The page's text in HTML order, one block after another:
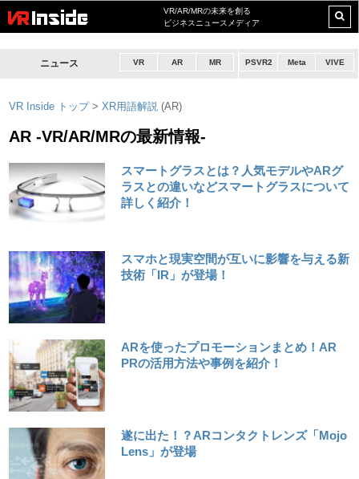
VR/AR/MRの未来を創る
ビジネスニュースメディア
ニュース VR AR MR PSVR2 Meta VIVE
VR Inside トップ >XR用語解説 (AR)
AR -VR/AR/MRの最新情報-
スマートグラスとは？人気モデルやARグ
ラスとの違いなどスマートグラスについて
詳しく紹介！
スマホと現実空間が互いに影響を与える新
技術「IR」が登場！
ARを使ったプロモーションまとめ！AR
PRの活用方法や事例を紹介！
遂に出た！？ARコンタクトレンズ「Mojo
Lens」が登場